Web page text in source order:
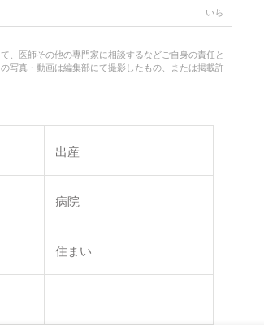
いち
、医師その他の専門家に相談するなどご自身の責任と
写真・動画は編集部にて撮影したもの、または掲載許
出産
病院
住まい